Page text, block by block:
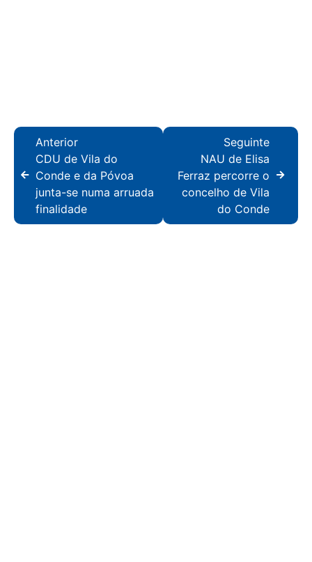
Anterior
CDU de Vila do
Conde e da Póvoa
junta-se numa arruada
finalidade
Seguinte
NAU de Elisa
Ferraz percorre o
concelho de Vila
do Conde